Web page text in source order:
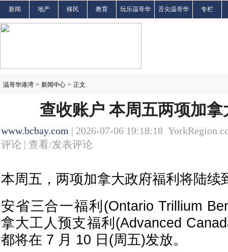
新闻 地产 移民 教育 玩乐温哥华 舌尖温哥华 专栏
温哥华港湾 > 新闻中心 > 正文
查收账户 本周五两项加
www.bcbay.com | 2026-07-06 19:18:18
评论 | 查看/发表评论
本周五，两项加拿大政府福利将陆续
安省三合一福利(Ontario Trillium
拿大工人预支福利(Advanced
都将在 7 月 10 日(周五)发放。